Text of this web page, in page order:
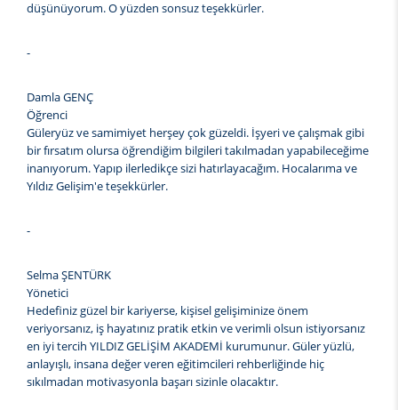
düşünüyorum. O yüzden sonsuz teşekkürler.
-
Damla GENÇ
Öğrenci
Güleryüz ve samimiyet herşey çok güzeldi. İşyeri ve çalışmak gibi
bir fırsatım olursa öğrendiğim bilgileri takılmadan yapabileceğime
inanıyorum. Yapıp ilerledikçe sizi hatırlayacağım. Hocalarıma ve
Yıldız Gelişim'e teşekkürler.
-
Selma ŞENTÜRK
Yönetici
Hedefiniz güzel bir kariyerse, kişisel gelişiminize önem
veriyorsanız, iş hayatınız pratik etkin ve verimli olsun istiyorsanız
en iyi tercih YILDIZ GELİŞİM AKADEMİ kurumunur. Güler yüzlü,
anlayışlı, insana değer veren eğitimcileri rehberliğinde hiç
sıkılmadan motivasyonla başarı sizinle olacaktır.